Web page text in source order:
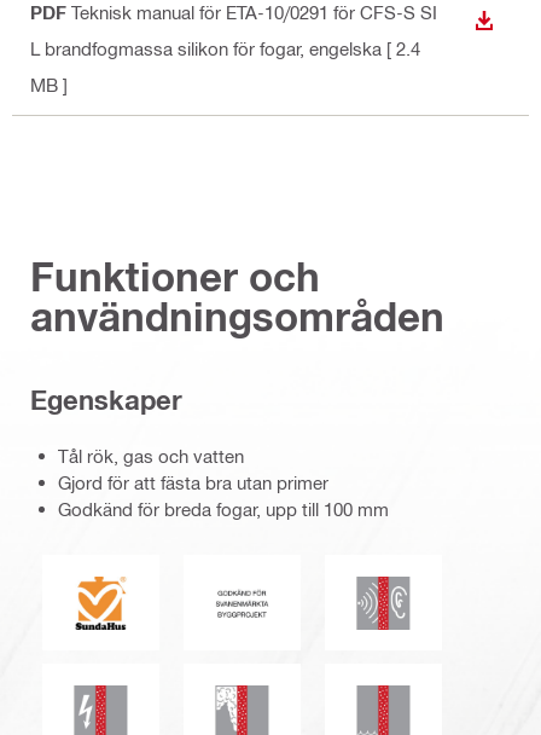
PDF Teknisk manual för ETA-10/0291 för CFS-S SI
L brandfogmassa silikon för fogar, engelska [ 2.4
MB ]
LADDA
Funktioner och
användningsområden
Egenskaper
Tål rök, gas och vatten
Gjord för att fästa bra utan primer
Godkänd för breda fogar, upp till 100 mm
SundaHus Svanen/nordisk miljömärkning
Ljudisolering
Elektriskt motståndRök- och gastät Vattentäthet